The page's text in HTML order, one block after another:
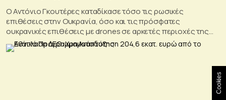
Ο Αντόνιο Γκουτέρες καταδίκασε τόσο τις ρωσικές
επιθέσεις στην Ουκρανία, όσο και τις πρόσφατες
ουκρανικές επιθέσεις με drones σε αρκετές περιοχές της
Ρωσίας, οι οποίες προκάλεσαν απώλειες μεταξύ αμάχων και
ζημιές σε μη στρατιωτικές υποδομές.
Cookies